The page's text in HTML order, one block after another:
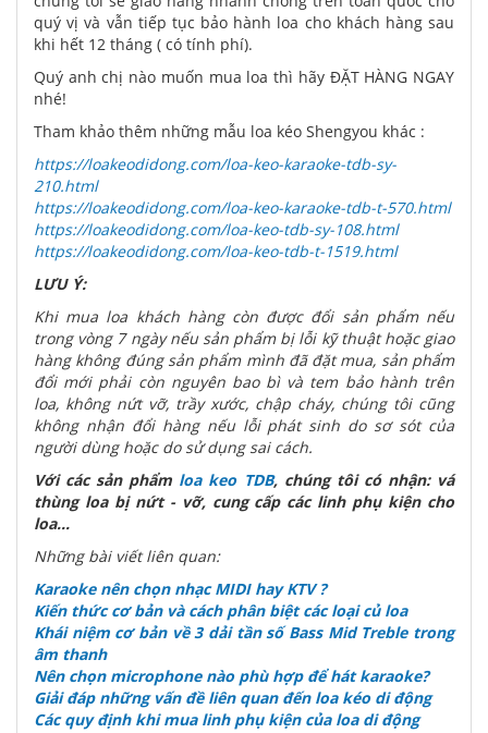
quý vị và vẫn tiếp tục bảo hành loa cho khách hàng sau
khi hết 12 tháng ( có tính phí).
Quý anh chị nào muốn mua loa thì hãy ĐẶT HÀNG NGAY
nhé!
Tham khảo thêm những mẫu loa kéo Shengyou khác :
https://loakeodidong.com/loa-keo-karaoke-tdb-sy-
210.html
https://loakeodidong.com/loa-keo-karaoke-tdb-t-570.html
https://loakeodidong.com/loa-keo-tdb-sy-108.html
https://loakeodidong.com/loa-keo-tdb-t-1519.html
LƯU Ý:
Khi mua loa khách hàng còn được đổi sản phẩm nếu
trong vòng 7 ngày nếu sản phẩm bị lỗi kỹ thuật hoặc giao
hàng không đúng sản phẩm mình đã đặt mua, sản phẩm
đổi mới phải còn nguyên bao bì và tem bảo hành trên
loa, không nứt vỡ, trầy xước, chập cháy, chúng tôi cũng
không nhận đổi hàng nếu lỗi phát sinh do sơ sót của
người dùng hoặc do sử dụng sai cách.
Với các sản phẩm loa keo TDB, chúng tôi có nhận: vá
thùng loa bị nứt - vỡ, cung cấp các linh phụ kiện cho
loa...
Những bài viết liên quan:
Karaoke nên chọn nhạc MIDI hay KTV ?
Kiến thức cơ bản và cách phân biệt các loại củ loa
Khái niệm cơ bản về 3 dải tần số Bass Mid Treble trong
âm thanh
Nên chọn microphone nào phù hợp để hát karaoke?
Giải đáp những vấn đề liên quan đến loa kéo di động
Các quy định khi mua linh phụ kiện của loa di động